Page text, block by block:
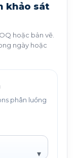
khảo sát
hoặc bản vẽ.
ngày hoặc
phân luồng